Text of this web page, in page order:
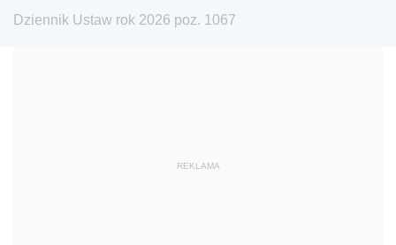
1984 1983
Dziennik Ustaw rok 2026 poz. 1067
REKLAMA